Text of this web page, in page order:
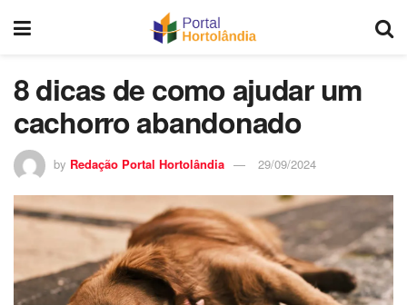
8 dicas de como ajudar um
cachorro abandonado
by Redação Portal Hortolândia 29/09/2024